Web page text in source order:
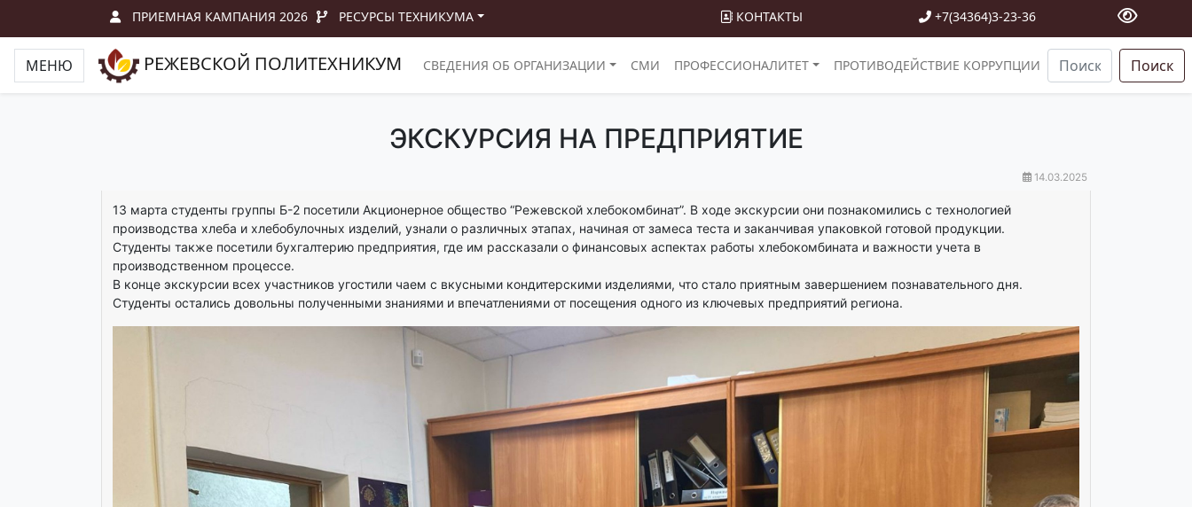
ПРИЕМНАЯ КАМПАНИЯ 2026 РЕСУРСЫ ТЕХНИКУМА КОНТАКТЫ +7(34364)3-23-36
МЕНЮ РЕЖЕВСКОЙ ПОЛИТЕХНИКУМ СВЕДЕНИЯ ОБ ОРГАНИЗАЦИИ СМИ ПРОФЕССИОНАЛИТЕТ ПРОТИВОДЕЙСТВИЕ КОРРУПЦИИ Поиск
ЭКСКУРСИЯ НА ПРЕДПРИЯТИЕ
14.03.2025
13 марта студенты группы Б-2 посетили Акционерное общество “Режевской хлебокомбинат”. В ходе экскурсии они познакомились с технологией
производства хлеба и хлебобулочных изделий, узнали о различных этапах, начиная от замеса теста и заканчивая упаковкой готовой продукции.
Студенты также посетили бухгалтерию предприятия, где им рассказали о финансовых аспектах работы хлебокомбината и важности учета в
производственном процессе.
В конце экскурсии всех участников угостили чаем с вкусными кондитерскими изделиями, что стало приятным завершением познавательного дня.
Студенты остались довольны полученными знаниями и впечатлениями от посещения одного из ключевых предприятий региона.